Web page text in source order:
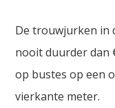
De trouwjurken in
nooit duurder dan
op bustes op een
vierkante meter.